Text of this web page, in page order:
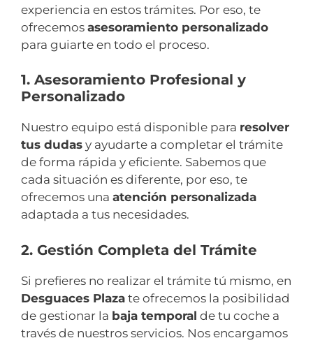
experiencia en estos trámites. Por eso, te
ofrecemos asesoramiento personalizado
para guiarte en todo el proceso.
1. Asesoramiento Profesional y
Personalizado
Nuestro equipo está disponible para resolver
tus dudas y ayudarte a completar el trámite
de forma rápida y eficiente. Sabemos que
cada situación es diferente, por eso, te
ofrecemos una atención personalizada
adaptada a tus necesidades.
2. Gestión Completa del Trámite
Si prefieres no realizar el trámite tú mismo, en
Desguaces Plaza te ofrecemos la posibilidad
de gestionar la baja temporal de tu coche a
través de nuestros servicios. Nos encargamos